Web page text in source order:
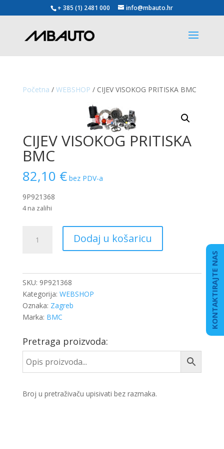
+ 385 (1) 2481 000 info@mbauto.hr
Početna / WEBSHOP / CIJEV VISOKOG PRITISKA BMC
CIJEV VISOKOG PRITISKA
BMC
82,10 € bez PDV-a
9P921368
4 na zalihi
VISOKOG
Dodaj u košaricu
SKU: 9P921368
Kategorija: WEBSHOP
Oznaka: Zagreb
Marka: BMC
Pretraga proizvoda:
Broj u pretraživaču upisivati bez razmaka.
KONTAKTIRAJTE NAS